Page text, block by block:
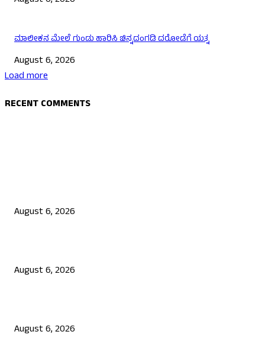
ಮಾಲೀಕನ ಮೇಲೆ ಗುಂಡು ಹಾರಿಸಿ ಚಿನ್ನದಂಗಡಿ ದರೋಡೆಗೆ ಯತ್ನ
August 6, 2026
Load more
RECENT COMMENTS
August 6, 2026
August 6, 2026
August 6, 2026